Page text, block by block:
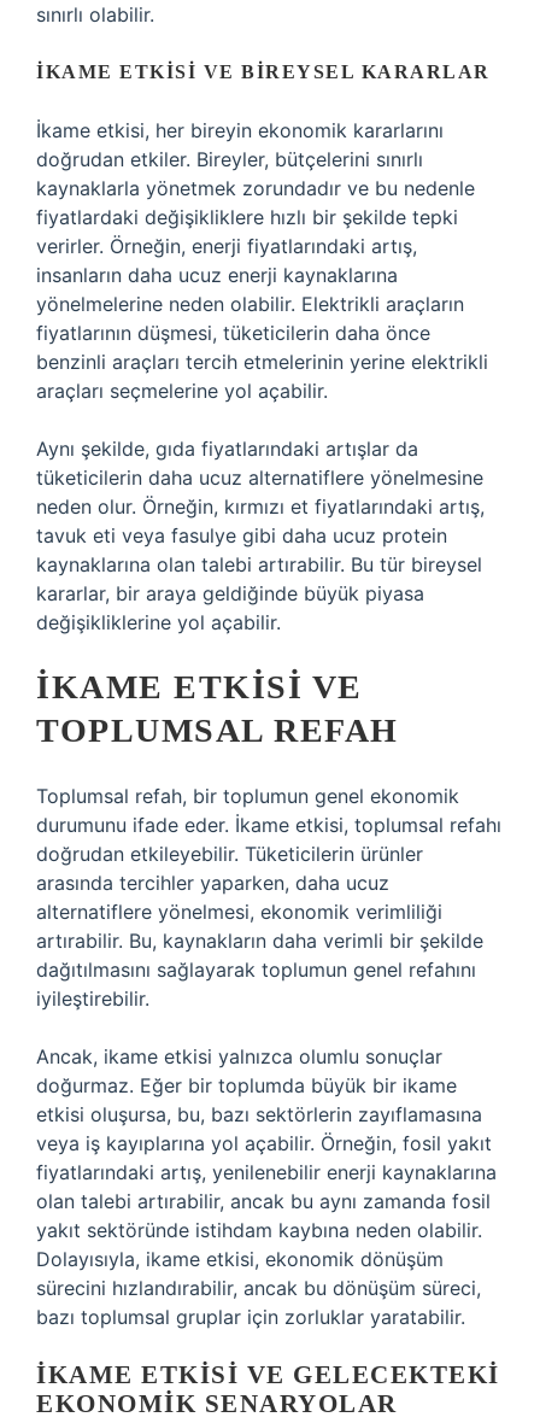
sınırlı olabilir.
İKAME ETKISI VE BIREYSEL KARARLAR
İkame etkisi, her bireyin ekonomik kararlarını
doğrudan etkiler. Bireyler, bütçelerini sınırlı
kaynaklarla yönetmek zorundadır ve bu nedenle
fiyatlardaki değişikliklere hızlı bir şekilde tepki
verirler. Örneğin, enerji fiyatlarındaki artış,
insanların daha ucuz enerji kaynaklarına
yönelmelerine neden olabilir. Elektrikli araçların
fiyatlarının düşmesi, tüketicilerin daha önce
benzinli araçları tercih etmelerinin yerine elektrikli
araçları seçmelerine yol açabilir.
Aynı şekilde, gıda fiyatlarındaki artışlar da
tüketicilerin daha ucuz alternatiflere yönelmesine
neden olur. Örneğin, kırmızı et fiyatlarındaki artış,
tavuk eti veya fasulye gibi daha ucuz protein
kaynaklarına olan talebi artırabilir. Bu tür bireysel
kararlar, bir araya geldiğinde büyük piyasa
değişikliklerine yol açabilir.
İKAME ETKISI VE
TOPLUMSAL REFAH
Toplumsal refah, bir toplumun genel ekonomik
durumunu ifade eder. İkame etkisi, toplumsal refahı
doğrudan etkileyebilir. Tüketicilerin ürünler
arasında tercihler yaparken, daha ucuz
alternatiflere yönelmesi, ekonomik verimliliği
artırabilir. Bu, kaynakların daha verimli bir şekilde
dağıtılmasını sağlayarak toplumun genel refahını
iyileştirebilir.
Ancak, ikame etkisi yalnızca olumlu sonuçlar
doğurmaz. Eğer bir toplumda büyük bir ikame
etkisi oluşursa, bu, bazı sektörlerin zayıflamasına
veya iş kayıplarına yol açabilir. Örneğin, fosil yakıt
fiyatlarındaki artış, yenilenebilir enerji kaynaklarına
olan talebi artırabilir, ancak bu aynı zamanda fosil
yakıt sektöründe istihdam kaybına neden olabilir.
Dolayısıyla, ikame etkisi, ekonomik dönüşüm
sürecini hızlandırabilir, ancak bu dönüşüm süreci,
bazı toplumsal gruplar için zorluklar yaratabilir.
İKAME ETKISI VE GELECEKTEKI
EKONOMIK SENARYOLAR